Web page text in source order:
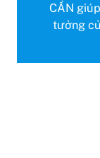
CẦN
tưởng